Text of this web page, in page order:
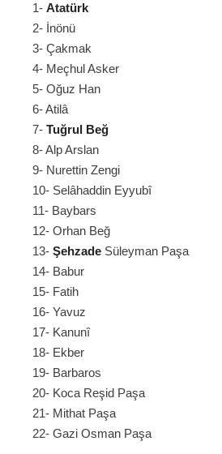
1- Atatürk
2- İnönü
3- Çakmak
4- Meçhul Asker
5- Oğuz Han
6- Atilâ
7- Tuğrul Beğ
8- Alp Arslan
9- Nurettin Zengi
10- Selâhaddin Eyyubî
11- Baybars
12- Orhan Beğ
13- Şehzade Süleyman Paşa
14- Babur
15- Fatih
16- Yavuz
17- Kanunî
18- Ekber
19- Barbaros
20- Koca Reşid Paşa
21- Mithat Paşa
22- Gazi Osman Paşa